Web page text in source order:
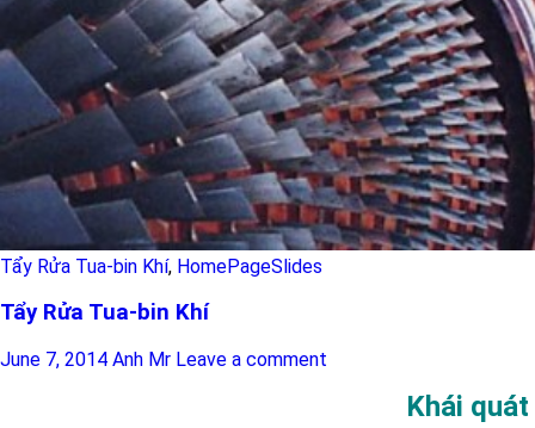
Tẩy Rửa Tua-bin Khí, HomePageSlides
Tẩy Rửa Tua-bin Khí
June 7, 2014 Anh Mr Leave a comment
Khái